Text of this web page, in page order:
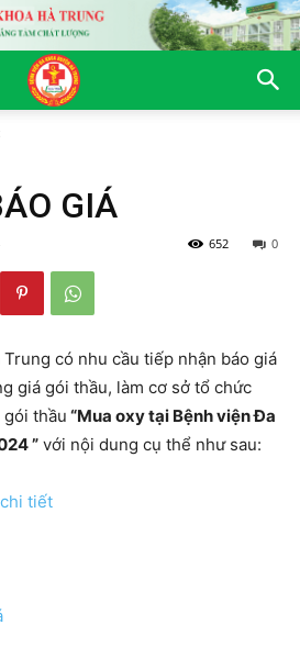
GIÁ
0
652
có nhu cầu tiếp nhận báo giá
giá gói thầu, làm cơ sở tổ chức
gói thầu “Mua oxy tại Bệnh viện Đa
” với nội dung cụ thể như sau:
tiết